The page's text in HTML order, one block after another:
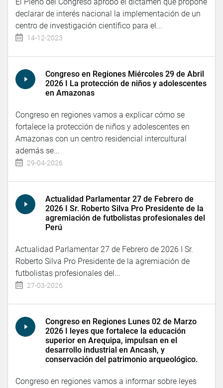
declarar de interés nacional la implementación de un
centro de investigación científico para el...
14-12-2023
Congreso en Regiones Miércoles 29 de Abril
2026 I La protección de niños y adolescentes
en Amazonas
Congreso en regiones vamos a explicar cómo se
fortalece la protección de niños y adolescentes en
Amazonas con un centro residencial intercultural
además se...
29-04-2026
Actualidad Parlamentar 27 de Febrero de
2026 I Sr. Roberto Silva Pro Presidente de la
agremiación de futbolistas profesionales del
Perú
Actualidad Parlamentar 27 de Febrero de 2026 I Sr.
Roberto Silva Pro Presidente de la agremiación de
futbolistas profesionales del...
27-03-2026
Congreso en Regiones Lunes 02 de Marzo
2026 I leyes que fortalece la educación
superior en Arequipa, impulsan en el
desarrollo industrial en Ancash, y
conservación del patrimonio arqueológico.
Congreso en regiones vamos a informar sobre leyes